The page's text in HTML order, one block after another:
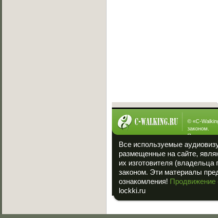
© «C-
законом.
При полном
ссылка на «
Все используемые
размещенные на сайте,
их изготовителя (владельца
законом. Эти материалы
ознакомления! Продвижение
lockki.ru